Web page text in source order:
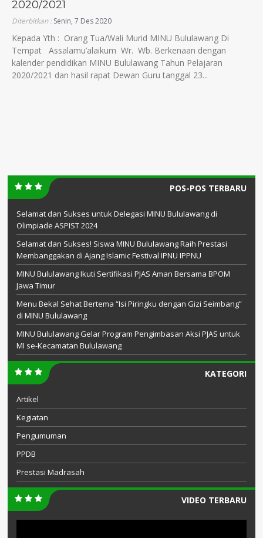
2020/2021
Diterbitkan :Senin, 7 Des 2020
Kepada Yth : Orang Tua/Wali Murid MINU Bululawang Di
Tempat Assalamu’alaikum Wr. Wb. Berkenaan dengan
kalender pendidikan MINU Bululawang Tahun Pelajaran
2020/2021 dan hasil rapat Dewan Guru tanggal 23...
POS-POS TERBARU
Selamat dan Sukses untuk Delegasi MINU Bululawang di
Olimpiade ASPIST 2024
Selamat dan Sukses! Siswa MINU Bululawang Raih Prestasi
Membanggakan di Ajang Islamic Festival IPNU IPPNU
MINU Bululawang Ikuti Sertifikasi PJAS Aman Bersama BPOM
Jawa Timur
Menu Bekal Sehat Bertema “Isi Piringku dengan Gizi Seimbang”
di MINU Bululawang
MINU Bululawang Gelar Program Pengimbasan Aksi PJAS untuk
MI se-Kecamatan Bululawang
KATEGORI
Artikel
Kegiatan
Pengumuman
PPDB
Prestasi Madrasah
VIDEO TERBARU